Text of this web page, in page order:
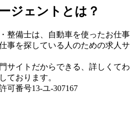
ジェントとは？
整備士は、自動車を使ったお仕事
事を探している人のための求人サ
サイトだからできる、詳しくてわ
ております。
番号13-ユ-307167